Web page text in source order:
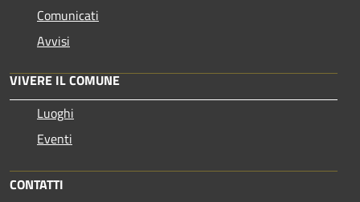
Comunicati
Avvisi
VIVERE IL COMUNE
Luoghi
Eventi
CONTATTI